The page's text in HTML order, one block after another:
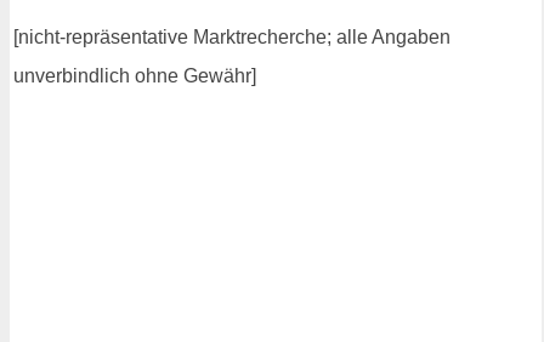
[nicht-repräsentative Marktrecherche; alle Angaben
unverbindlich ohne Gewähr]